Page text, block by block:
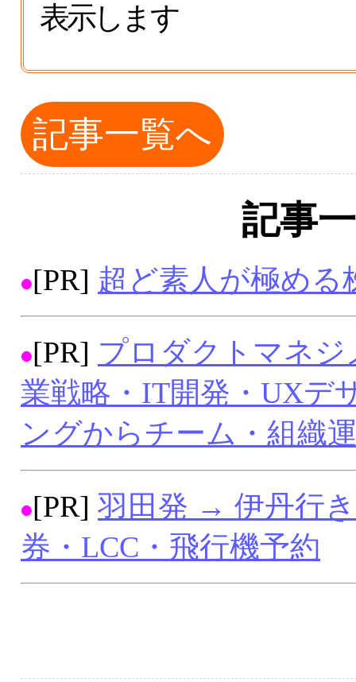
表示します
記事一覧へ
記事
[PR] 超ど素人が極める
[PR] プロダクトマネ
業戦略・IT開発・UXデ
ングからチーム・組織
[PR] 羽田発 → 伊丹行
券・LCC・飛行機予約